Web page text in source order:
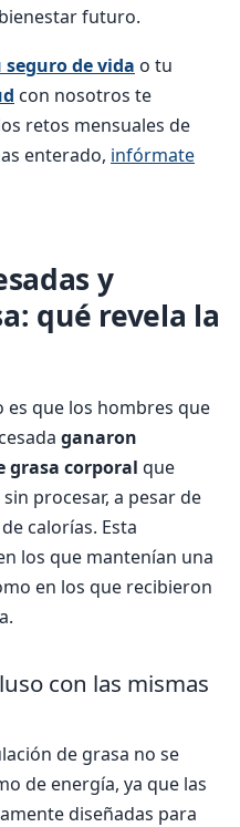
futuro.
de vida o tu
con nosotros te
retos mensuales de
enterado, infórmate
y
qué revela la
es que los hombres que
ganaron
grasa corporal que
procesar, a pesar de
calorías. Esta
los que mantenían una
en los que recibieron
con las mismas
de grasa no se
de energía, ya que las
diseñadas para